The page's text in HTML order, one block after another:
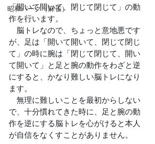
昭和パーク（麻雀）
「開いて開いて、閉じて閉じて」の動
作を行います。
脳トレなので、ちょっと意地悪です
が、足は「開いて開いて、閉じて閉じ
て」の時に腕は「閉じて閉じて、開い
て開いて」と足と腕の動作をわざと逆
にすると、かなり難しい脳トレになり
ます。
無理に難しいことを最初からしない
で、十分慣れてきた時に、足と腕の動
作を逆にする脳トレを心がけると本人
が自信をなくすことがありません。